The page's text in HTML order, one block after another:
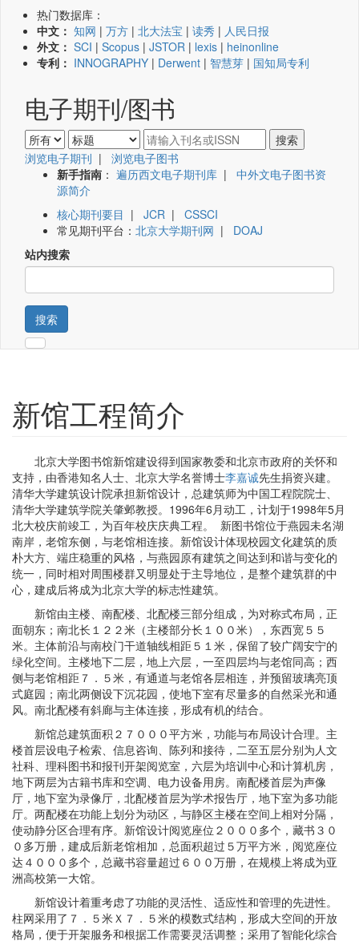
热门数据库：
中文： 知网 | 万方 | 北大法宝 | 读秀 | 人民日报
外文： SCI | Scopus | JSTOR | lexis | heinonline
专利： INNOGRAPHY | Derwent | 智慧芽 | 国知局专利
电子期刊/图书
浏览电子期刊 | 浏览电子图书
新手指南 ： 遍历西文电子期刊库 | 中外文电子图书资
源简介
核心期刊要目 | JCR | CSSCI
常见期刊平台： 北京大学期刊网 | DOAJ
站内搜索
搜索
新馆工程简介
北京大学图书馆新馆建设得到国家教委和北京市政府的关怀和
支持，由香港知名人士、北京大学名誉博士李嘉诚先生捐资兴建。
清华大学建筑设计院承担新馆设计，总建筑师为中国工程院院士、
清华大学建筑学院关肇邺教授。1996年6月动工，计划于1998年5月
北大校庆前竣工，为百年校庆庆典工程。
新图书馆位于燕园未名湖
南岸，老馆东侧，与老馆相连接。新馆设计体现校园文化建筑的质
朴大方、端庄稳重的风格，与燕园原有建筑之间达到和谐与变化的
统一，同时相对周围楼群又明显处于主导地位，是整个建筑群的中
心，建成后将成为北京大学的标志性建筑。
新馆由主楼、南配楼、北配楼三部分组成，为对称式布局，正
面朝东；南北长１２２米（主楼部分长１００米），东西宽５５
米。主体前沿与南校门干道轴线相距５１米，保留了较广阔安宁的
绿化空间。主楼地下二层，地上六层，一至四层均与老馆同高；西
侧与老馆相距７．５米，有通道与老馆各层相连，并预留玻璃亮顶
式庭园；南北两侧设下沉花园，使地下室有尽量多的自然采光和通
风。南北配楼有斜廊与主体连接，形成有机的结合。
新馆总建筑面积２７０００平方米，功能与布局设计合理。主
楼首层设电子检索、信息咨询、陈列和接待，二至五层分别为人文
社科、理科图书和报刊开架阅览室，六层为培训中心和计算机房，
地下两层为古籍书库和空调、电力设备用房。南配楼首层为声像
厅，地下室为录像厅，北配楼首层为学术报告厅，地下室为多功能
厅。两配楼在功能上划分为动区，与静区主楼在空间上相对分隔，
使动静分区合理有序。新馆设计阅览座位２０００多个，藏书３０
０多万册，建成后新老馆相加，总面积超过５万平方米，阅览座位
达４０００多个，总藏书容量超过６００万册，在规模上将成为亚
洲高校第一大馆。
新馆设计着重考虑了功能的灵活性、适应性和管理的先进性。
柱网采用了７．５米Ｘ７．５米的模数式结构，形成大空间的开放
格局，便于开架服务和根据工作需要灵活调整；采用了智能化综合